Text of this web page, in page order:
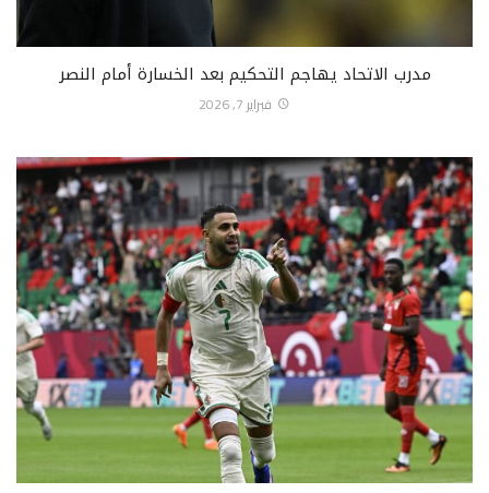
مدرب الاتحاد يهاجم التحكيم بعد الخسارة أمام النصر
فبراير 7, 2026